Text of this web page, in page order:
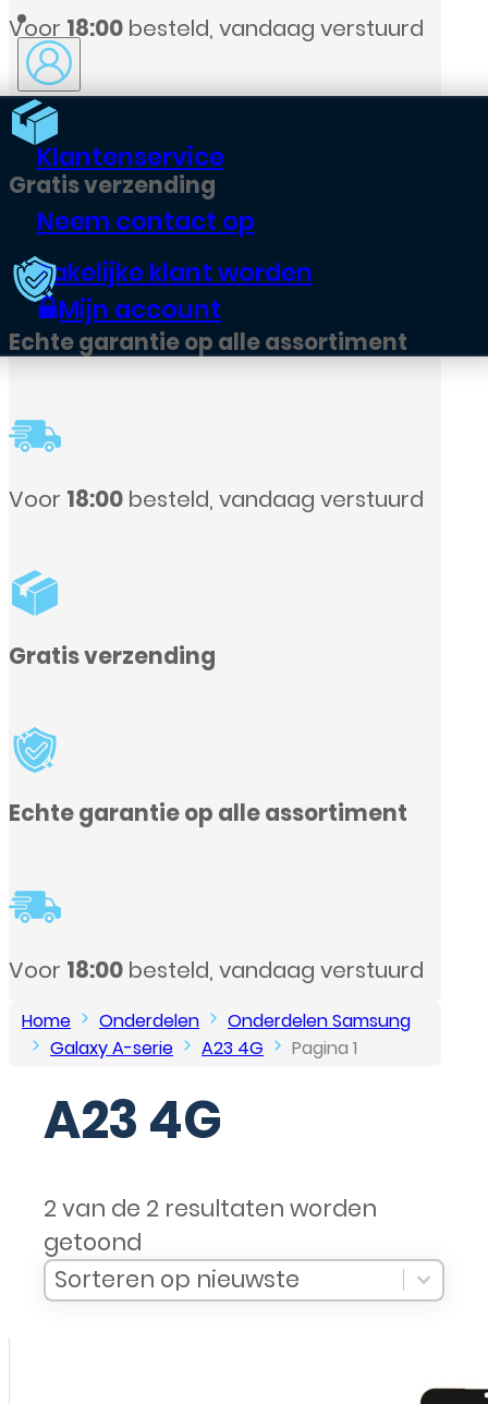
Klantenservice
Neem contact op
Zakelijke klant worden
Mijn account
Home Onderdelen
Onderdelen Samsung
Galaxy A-serie
A23 4G Pagina 1
A23 4G
2 van de 2 resultaten worden
getoond
Sort Products
Sort content
Sorteren op nieuwste
Sort content